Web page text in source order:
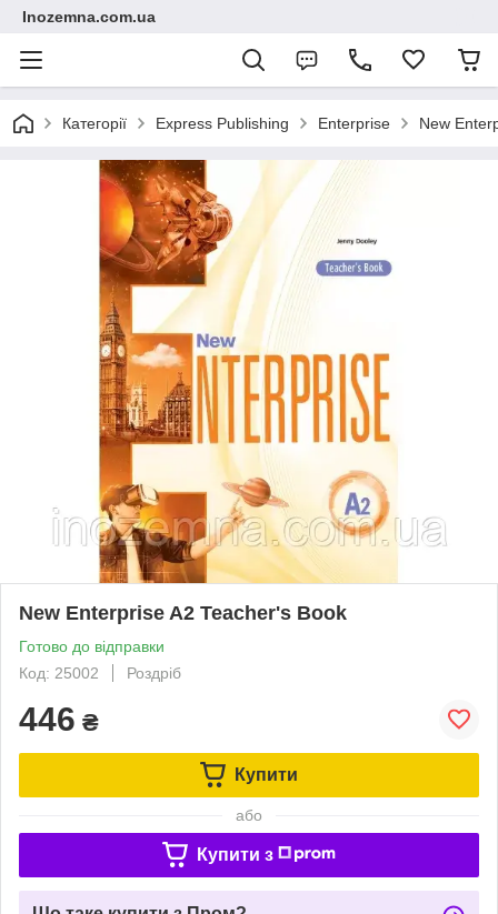
Inozemna.com.ua
Категорії Express Publishing Enterprise New
New Enterprise A2 Teacher's Book
Готово до відправки
Код: 25002
Роздріб
446 ₴
Купити
або
Купити з